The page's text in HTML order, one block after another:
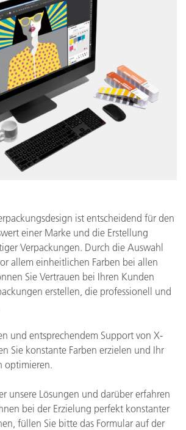
ist entscheidend für den
einer Marke und die Erstellung
Verpackungen. Durch die Auswahl
allem einheitlichen Farben bei allen
Sie Vertrauen bei Ihren Kunden
erstellen, die professionell und
und entsprechendem Support von X-
Sie konstante Farben erzielen und Ihr
optimieren.
unsere Lösungen und darüber erfahren
bei der Erzielung perfekt konstanter
füllen Sie bitte das Formular auf der